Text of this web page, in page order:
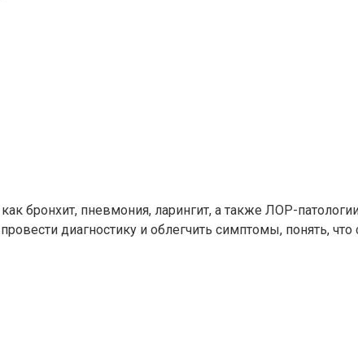
бронхит, пневмония, ларингит, а также ЛОР-
диагностику и облегчить симптомы, понять,